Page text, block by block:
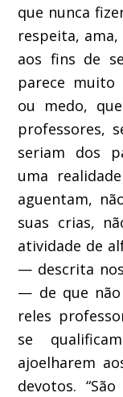
que nunca
respeita,
aos fins de
parece muito
ou medo,
professores,
seriam dos
uma
aguentam,
suas crias,
atividade de
— descrita
— de que
reles
se qualificam
ajoelharem
devotos.